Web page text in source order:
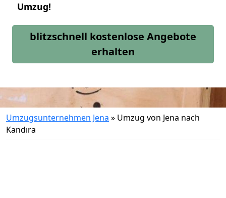
Umzug!
blitzschnell kostenlose Angebote
erhalten
Umzugsunternehmen Jena » Umzug von Jena nach
Kandıra